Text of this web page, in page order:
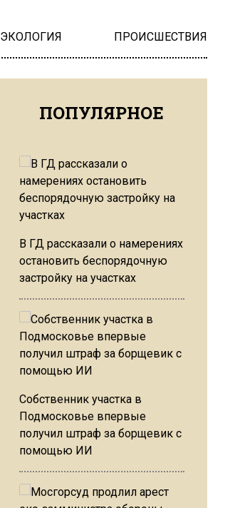
ЭКОЛОГИЯ ПРОИСШЕСТВИЯ
ПОПУЛЯРНОЕ
В ГД рассказали о намерениях
остановить беспорядочную
застройку на участках
Собственник участка в
Подмосковье впервые
получил штраф за борщевик с
помощью ИИ